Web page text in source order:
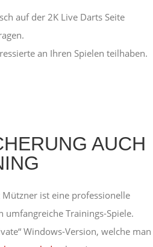
auf der 2K Live Darts Seite
an Ihren Spielen teilhaben.
AUCH
ist eine professionelle
umfangreiche Trainings-Spiele.
Windows-Version, welche man